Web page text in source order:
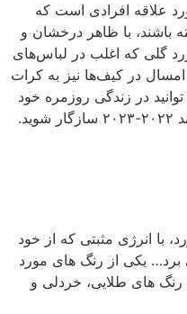
علاقه افرادی است که
باشند، با ظاهر درخشان و
گلی که اغلب در لباس‌های
امسال در کیف‌ها نیز به کرات
در زندگی روزمره خود
با انرژی مثبتی که از خود
برد… یکی از رنگ های مورد
های طلایی، خردلی و